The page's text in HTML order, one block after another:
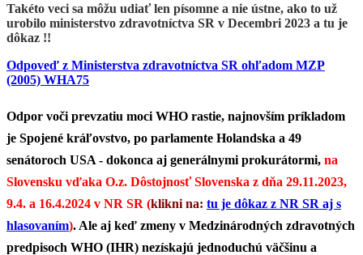
Takéto veci sa môžu udiať len písomne a nie ústne, ako to už
urobilo ministerstvo zdravotníctva SR v Decembri 2023 a tu je
dôkaz !!
Odpoveď z Ministerstva zdravotníctva SR ohľadom MZP
(2005) WHA75
Odpor voči prevzatiu moci WHO rastie, najnovším príkladom
je Spojené kráľovstvo, po parlamente Holandska a 49
senátoroch USA - dokonca aj generálnymi prokurátormi, na
Slovensku vďaka O.z. Dôstojnosť Slovenska z dňa 29.11.2023,
9.4. a 16.4.2024 v NR SR (klikni na: tu je dôkaz z NR SR aj s
hlasovaním). Ale aj keď zmeny v Medzinárodných zdravotných
predpisoch WHO (IHR) nezískajú jednoduchú väčšinu a